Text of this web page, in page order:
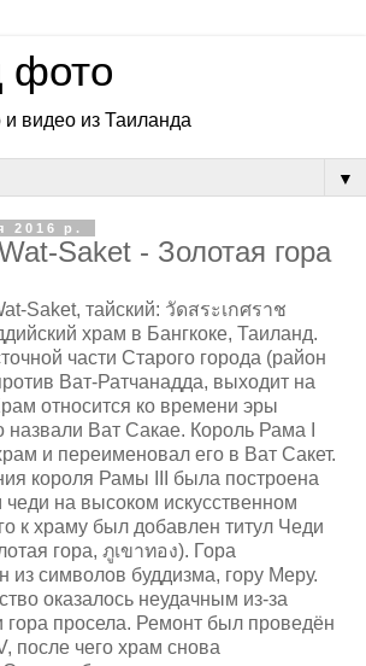
фото
видео из Таиланда
▼
2016 р.
Saket - Золотая гора
Saket, тайский: วัดสระเกศราช
храм в Бангкоке, Таиланд.
части Старого города (район
Ват-Ратчанадда, выходит на
относится ко времени эры
назвали Ват Сакае. Король Рама I
и переименовал его в Ват Сакет.
короля Рамы III была построена
чеди на высоком искусственном
к храму был добавлен титул Чеди
гора, ภูเขาทอง). Гора
из символов буддизма, гору Меру.
оказалось неудачным из-за
гора просела. Ремонт был проведён
после чего храм снова